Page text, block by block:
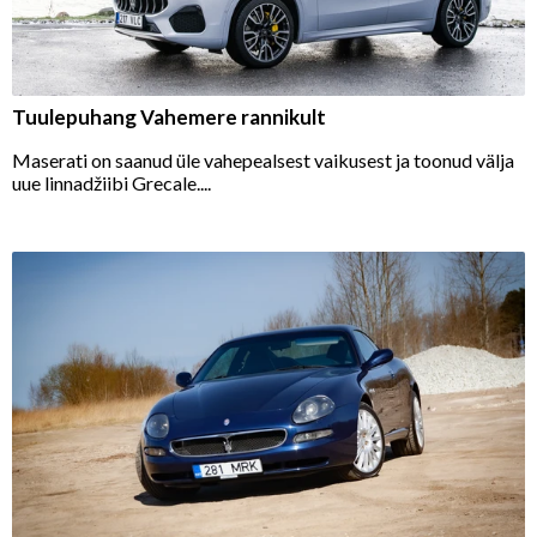
Tuulepuhang Vahemere rannikult
Maserati on saanud üle vahepealsest vaikusest ja toonud välja
uue linnadžiibi Grecale....